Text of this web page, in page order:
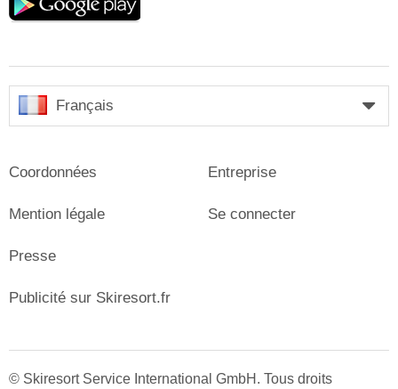
Français
Coordonnées
Mention légale
Presse
Entreprise
Se connecter
Publicité sur Skiresort.fr
© Skiresort Service International GmbH. Tous droits